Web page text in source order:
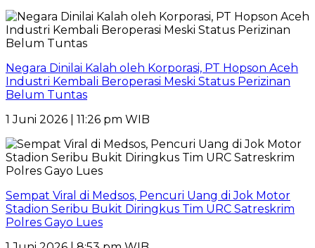
Negara Dinilai Kalah oleh Korporasi, PT Hopson Aceh
Industri Kembali Beroperasi Meski Status Perizinan
Belum Tuntas
1 Juni 2026 | 11:26 pm WIB
Sempat Viral di Medsos, Pencuri Uang di Jok Motor
Stadion Seribu Bukit Diringkus Tim URC Satreskrim
Polres Gayo Lues